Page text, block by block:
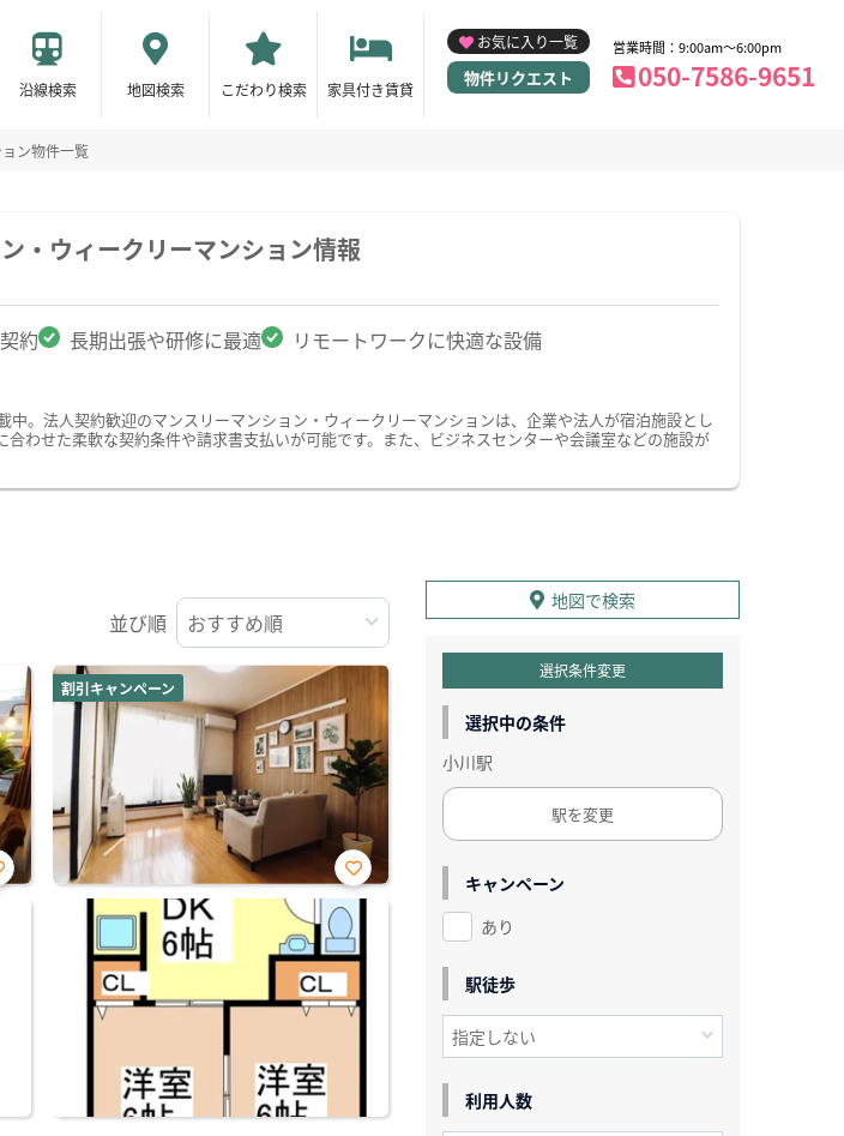
沿線検索 地図検索 こだわり検索 家具付き賃貸
お気に入り一覧
物件リクエスト
営業時間：9:00am～6:00pm
050-7586-9651
ン物件一覧
・ウィークリーマンション情報
約 長期出張や研修に最適 リモートワークに快適な設備
。法人契約歓迎のマンスリーマンション・ウィークリーマンションは、企業や法人が宿泊施設とし
わせた柔軟な契約条件や請求書支払いが可能です。また、ビジネスセンターや会議室などの施設が
並び順
割引キャンペーン
お気
に入
り登
録
地図で検索
選択条件変更
選択中の条件
小川駅
駅を変更
キャンペーン
あり
駅徒歩
利用人数